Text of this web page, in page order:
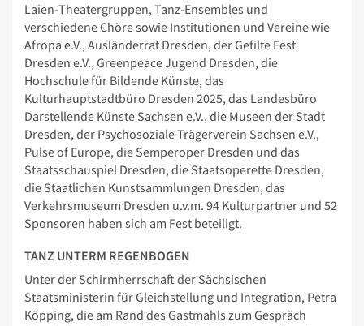
Laien-Theatergruppen, Tanz-Ensembles und
verschiedene Chöre sowie Institutionen und Vereine wie
Afropa e.V., Ausländerrat Dresden, der Gefilte Fest
Dresden e.V., Greenpeace Jugend Dresden, die
Hochschule für Bildende Künste, das
Kulturhauptstadtbüro Dresden 2025, das Landesbüro
Darstellende Künste Sachsen e.V., die Museen der Stadt
Dresden, der Psychosoziale Trägerverein Sachsen e.V.,
Pulse of Europe, die Semperoper Dresden und das
Staatsschauspiel Dresden, die Staatsoperette Dresden,
die Staatlichen Kunstsammlungen Dresden, das
Verkehrsmuseum Dresden u.v.m. 94 Kulturpartner und 52
Sponsoren haben sich am Fest beteiligt.
TANZ UNTERM REGENBOGEN
Unter der Schirmherrschaft der Sächsischen
Staatsministerin für Gleichstellung und Integration, Petra
Köpping, die am Rand des Gastmahls zum Gespräch